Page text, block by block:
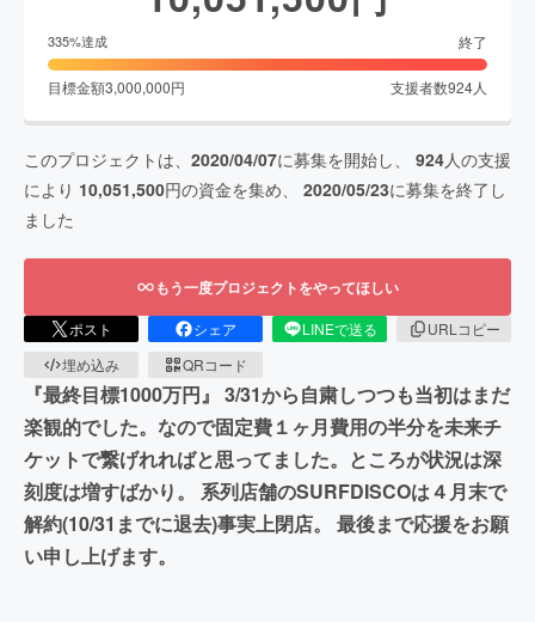
335%達成 終了
目標金額3,000,000円 支援者数924人
このプロジェクトは、 2020/04/07に募集を開始し、 924人の支援
により 10,051,500円の資金を集め、 2020/05/23に募集を終了し
ました
もう一度プロジェクトをやってほしい
ポスト シェア LINEで送る
URLコピー
埋め込み
QRコード
『最終目標1000万円』 3/31から自粛しつつも当初はまだ
楽観的でした。なので固定費１ヶ月費用の半分を未来チ
ケットで繋げれればと思ってました。ところが状況は深
刻度は増すばかり。 系列店舗のSURFDISCOは４月末で
解約(10/31までに退去)事実上閉店。 最後まで応援をお願
い申し上げます。